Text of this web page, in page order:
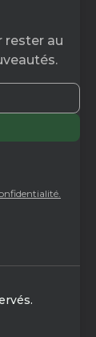
rester au